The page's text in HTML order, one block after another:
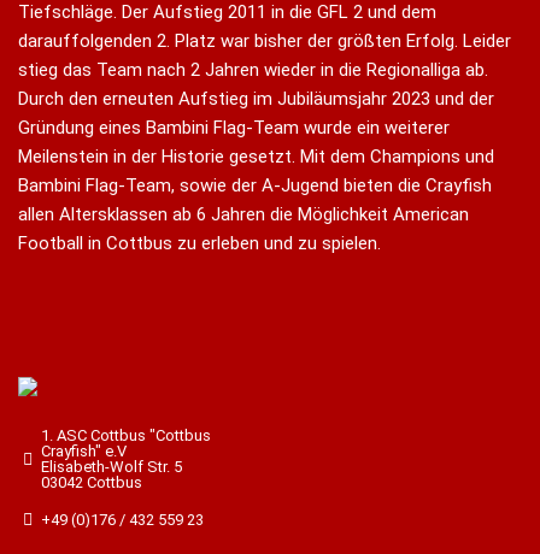
Tiefschläge. Der Aufstieg 2011 in die GFL 2 und dem
darauffolgenden 2. Platz war bisher der größten Erfolg. Leider
stieg das Team nach 2 Jahren wieder in die Regionalliga ab.
Durch den erneuten Aufstieg im Jubiläumsjahr 2023 und der
Gründung eines Bambini Flag-Team wurde ein weiterer
Meilenstein in der Historie gesetzt. Mit dem Champions und
Bambini Flag-Team, sowie der A-Jugend bieten die Crayfish
allen Altersklassen ab 6 Jahren die Möglichkeit American
Football in Cottbus zu erleben und zu spielen.
1. ASC Cottbus "Cottbus
Crayfish" e.V
Elisabeth-Wolf Str. 5
03042 Cottbus
+49 (0)176 / 432 559 23